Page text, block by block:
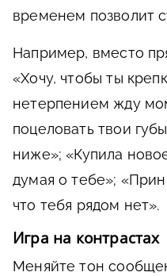
временем позволит
Например, вместо
«Хочу, чтобы ты
нетерпением жду
поцеловать твои
ниже»; «Купила
думая о тебе»;
что тебя рядом нет».
Игра на контрастах
Меняйте тон